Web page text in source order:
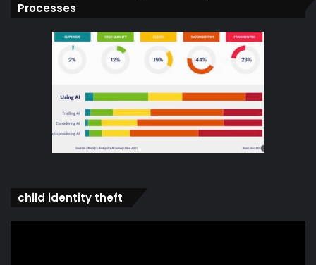
Processes
child identity theft